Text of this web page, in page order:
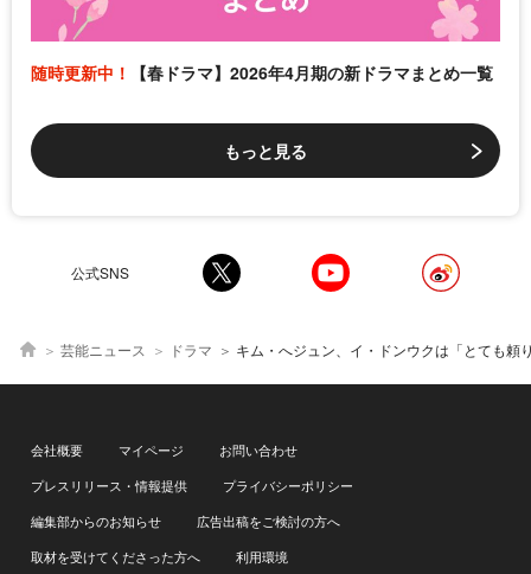
随時更新中！ 【春ドラマ】2026年4月期の新ドラマまとめ一覧
もっと見る
公式SNS
芸能ニュース ドラマ キム・へジュン、イ・ドンウクは「とても頼りになる先輩」 過酷なアクションの裏側を出演者たちが激白＜殺し屋た
会社概要 マイページ
お問い合わせ
プレスリリース・情報提供
プライバシーポリシー
編集部からのお知らせ
広告出稿をご検討の方へ
取材を受けてくださった方へ
利用環境